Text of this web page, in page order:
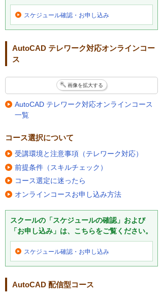
スケジュール確認・ お申し込み
AutoCAD テレワーク対応オンラインコー
ス
画像を拡大する
AutoCAD テレワーク対応オンラインコース
一覧
コース選択について
受講環境と注意事項（テレワーク対応）
前提条件（スキルチェック）
コース選定に迷ったら
オンラインコースお申し込み方法
スクールの「スケジュールの確認」および
「お申し込み」は、こちらをご覧ください。
スケジュール確認・ お申し込み
AutoCAD 配信型コース